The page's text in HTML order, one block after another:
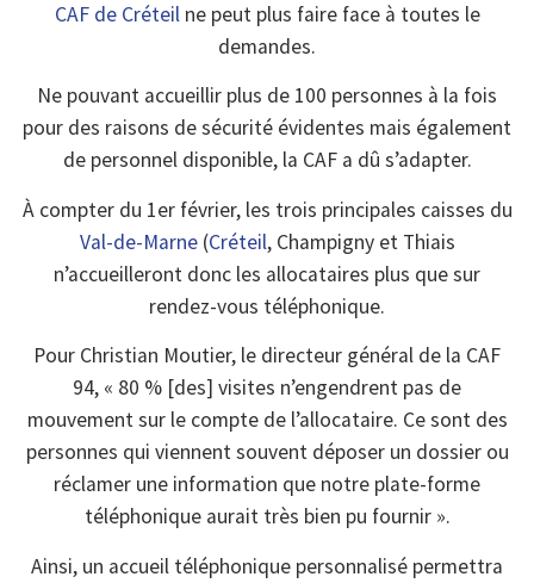
CAF de Créteilne peut plus faire face à toutes le
demandes.
Ne pouvant accueillir plus de 100 personnes à la fois
pour des raisons de sécurité évidentes mais également
de personnel disponible, la CAF a dû s’adapter.
À compter du 1er février, les trois principales caisses du
Val-de-Marne(Créteil, Champigny et Thiais
n’accueilleront donc les allocataires plus que sur
rendez-vous téléphonique.
Pour Christian Moutier, le directeur général de la CAF
94, « 80 % [des] visites n’engendrent pas de
mouvement sur le compte de l’allocataire. Ce sont des
personnes qui viennent souvent déposer un dossier ou
réclamer une information que notre plate-forme
téléphonique aurait très bien pu fournir ».
Ainsi, un accueil téléphonique personnalisé permettra